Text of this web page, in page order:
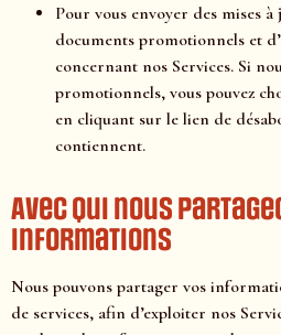
Pour vous envoyer des mises à
documents promotionnels et
concernant nos Services. Si
promotionnels, vous pouvez
en cliquant sur le lien de
contiennent.
Avec qui nous
informations
Nous pouvons partager vos
de services, afin d’exploiter nos